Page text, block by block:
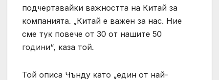
подчертавайки важността на Китай за
компанията. „Китай е важен за нас. Ние
сме тук повече от 30 от нашите 50
години“, каза той.
Той описа Чънду като „един от най-